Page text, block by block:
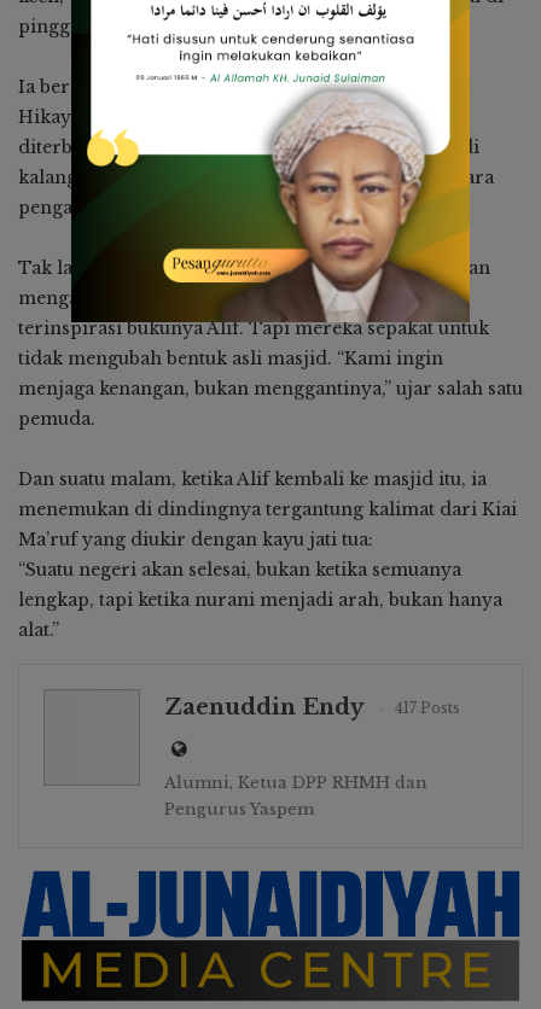
pinggir sejarah.
Ia beri judul bukunya: “Negeri yang Belum Selesai:
Hikayat Para Penjaga Sunyi”. Buku itu kemudian
diterbitkan dan diam-diam menjadi bahan kajian di
kalangan mahasiswa, jurnalis muda, dan bahkan para
pengambil kebijakan yang masih punya nurani.
Tak lama setelah itu, masjid kecil tempat Haji Burhan
mengajar direnovasi oleh jamaah muda yang
terinspirasi bukunya Alif. Tapi mereka sepakat untuk
tidak mengubah bentuk asli masjid. “Kami ingin
menjaga kenangan, bukan menggantinya,” ujar salah satu
pemuda.
Dan suatu malam, ketika Alif kembali ke masjid itu, ia
menemukan di dindingnya tergantung kalimat dari Kiai
Ma’ruf yang diukir dengan kayu jati tua:
“Suatu negeri akan selesai, bukan ketika semuanya
lengkap, tapi ketika nurani menjadi arah, bukan hanya
alat.”
Zaenuddin Endy 417 Posts
Alumni, Ketua DPP RHMH dan
Pengurus Yaspem